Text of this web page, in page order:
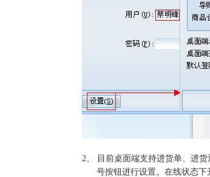
2、 目前桌面端支持进货单、进货
号按钮进行设置。在线状态下